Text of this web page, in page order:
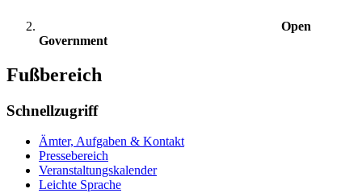
Open
Government
Fußbereich
Schnellzugriff
Ämter, Aufgaben & Kontakt
Pressebereich
Veranstaltungskalender
Leichte Sprache